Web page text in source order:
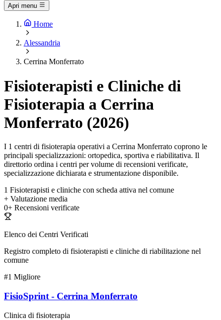
Apri menu
Home
Alessandria
Cerrina Monferrato
Fisioterapisti e Cliniche di
Fisioterapia a Cerrina
Monferrato (2026)
I 1 centri di fisioterapia operativi a Cerrina Monferrato coprono le
principali specializzazioni: ortopedica, sportiva e riabilitativa. Il
direttorio ordina i centri per volume di recensioni verificate,
specializzazione dichiarata e strumentazione disponibile.
1 Fisioterapisti e cliniche con scheda attiva nel comune
+ Valutazione media
0+ Recensioni verificate
Elenco dei Centri Verificati
Registro completo di fisioterapisti e cliniche di riabilitazione nel
comune
#1 Migliore
FisioSprint - Cerrina Monferrato
Clinica di fisioterapia